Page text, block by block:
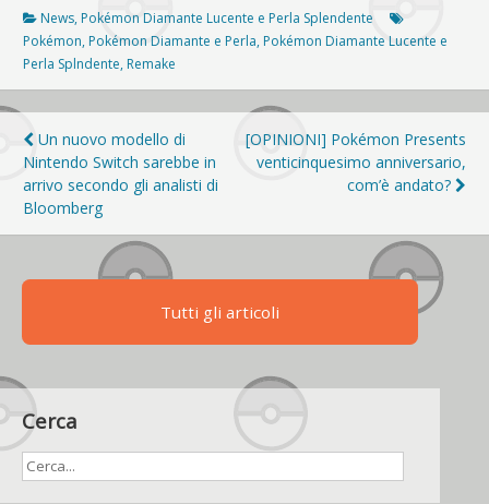
News, Pokémon Diamante Lucente e Perla Splendente
Pokémon, Pokémon Diamante e Perla, Pokémon Diamante Lucente e
Perla Splndente, Remake
Navigazione
articoli
Un nuovo modello di
Nintendo Switch sarebbe in
arrivo secondo gli analisti di
Bloomberg
[OPINIONI] Pokémon Presents
venticinquesimo anniversario,
com’è andato?
Tutti gli articoli
Cerca